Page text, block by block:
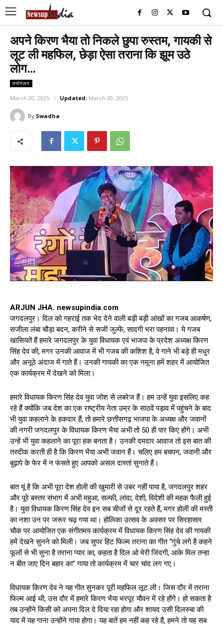
अपने किरण भैया तो निकले छुपा रुस्तम, गायकी से
लूट ली महफिल, छेड़ा ऐसा तराना कि झूम उठे
लोग…
मनोरंजन
March 20, 2025 Updated: March 20, 2025
By Swadha
ARJUN JHA. newsupindia.com
जगदलपुर। दिल को गहराई तक भेद देने वाली बड़ी बड़ी आंखों का गजब आकर्षण,
सजीला लंबा चौड़ा बदन, करीने से सजी जुल्फें, सादगी भरा पहनावा। ये गजब
खासियतें हैं हमारे जगदलपुर के युवा विधायक एवं भाजपा के प्रदेश अध्यक्ष किरण
सिंह देव की, मगर उनकी आवाज में भी गजब की कशिश है, वे गाने भी बड़े ही मधुर
और अनूठे अंदाज में गाते हैं। उनकी गायकी का एक नमूना हमें शहर में आयोजित
एक कार्यक्रम में देखने को मिला।
हमारे विधायक किरण सिंह देव युवा जोश से लबरेज हैं। हम उन्हें युवा इसलिए कह
रहे हैं क्योंकि जब देश का एक राष्ट्रीय नेता उम्र के साठवें पड़ाव में पहुंचने के बाद
भी युवा कहलाने के हकदार हैं, तो हमारे छत्तीसगढ़ भाजपा के अध्यक्ष और जवानों
की नगरी जगदलपुर के विधायक किरण भैया अभी तो 50 ही पार किए होंगे। अभी
उन्हें भी युवा कहलाने का पूरा हक बनता है। उनकी दमदार आवाज तो इस बात की
तस्दीक करती ही है कि किरण भैया अभी जवान हैं। चलिए हम बचपन, जवानी और
बुढ़ापे के फेर में न फंसते हुए आपको असल दास्तां सुनाते हैं।
बात यूं है कि अभी पूरा देश होली की खुमारी से उबर नहीं पाया है, जगदलपुर शहर
और पूरे बस्तर संभाग में अभी महुआ, सल्फी, लांदा, देशी, विदेशी की महक फैली हुई
है। युवा विधायक किरण सिंह देव इन सब चीजों से दूर रहते हैं, मगर होली की मस्ती
का नशा उन पर जरूर चढ़ गया था। होलिका उत्सव के अवसर पर सिरहासार
चौक पर आयोजित एक संगीतमय कार्यक्रम में विधायक किरण सिंह देव की गायकी
हमें देखने सुनने को मिली। जब सुपर हिट फिल्म तराना का गीत “गुंचे लगे है कहने
फूलों से भी सुना है तराना प्यार का, कहता है दिल ओ मेरी जिंदगी, आके मिल तन्हा
न बीत जाए दिन बहार का” गाया तो कार्यक्रम में चार चांद लग गए।
विधायक किरण देव ने यह गीत सुनकर पूरी महफिल लूट ली। जिस दौर में तराना
फिल्म आई थी, उस दौर में हमारे किरण भैया भरपूर यौवन में रहे होंगे। हो सकता है
तब उन्होंने किसी को अपना दिल दे दिया रहा होगा और शायद उसी दिलरुबा की
याद में यह गाना उन्होंने गाया होगा। यह बातें हम नहीं कह रहे हैं, हमने तो यह सब